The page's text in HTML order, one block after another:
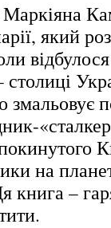
який
на
книга –